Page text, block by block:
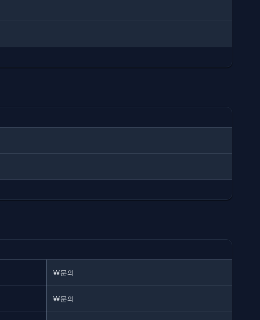
₩문의
₩문의